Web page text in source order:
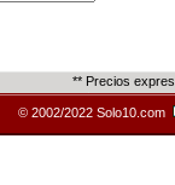
** Precios
© 2002/2022 Solo10.com